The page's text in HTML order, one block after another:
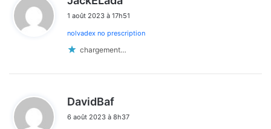
t
1 août 2023 à 17h51
nolvadex no prescription
chargement…
DavidBaf
t
6 août 2023 à 8h37